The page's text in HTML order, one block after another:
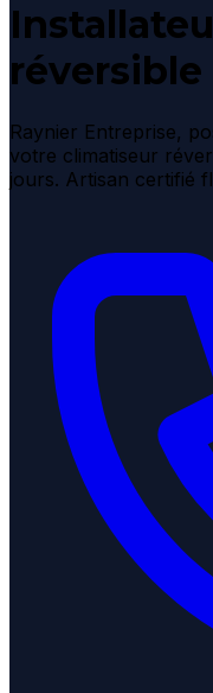
réversible
Raynier Entreprise,
votre climatiseur
jours. Artisan certifié